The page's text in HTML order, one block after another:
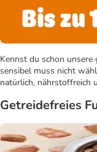
Kennst du schon unsere
sensibel muss nicht
natürlich, nährstoffreich
Getreidefreies